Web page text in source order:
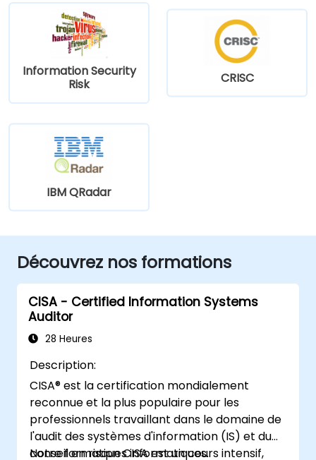
Information Security
Risk
CRISC
IBM QRadar
Découvrez nos formations
CISA - Certified Information Systems
Auditor
28 Heures
Description:
CISA® est la certification mondialement
reconnue et la plus populaire pour les
professionnels travaillant dans le domaine de
l'audit des systèmes d'information (IS) et du
conseil en risques informatiques.
Notre formation CISA est un cours intensif,